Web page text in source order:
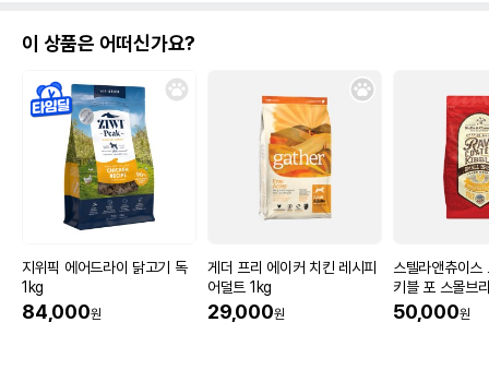
이 상품은 어떠신가요?
지위픽 에어드라이 닭고기 독
1kg
84,000원
게더 프리 에이커 치킨 레시피
어덜트 1kg
29,000원
스텔라앤츄이스
키블 포 스몰브
리 치킨 1.6kg
50,000원